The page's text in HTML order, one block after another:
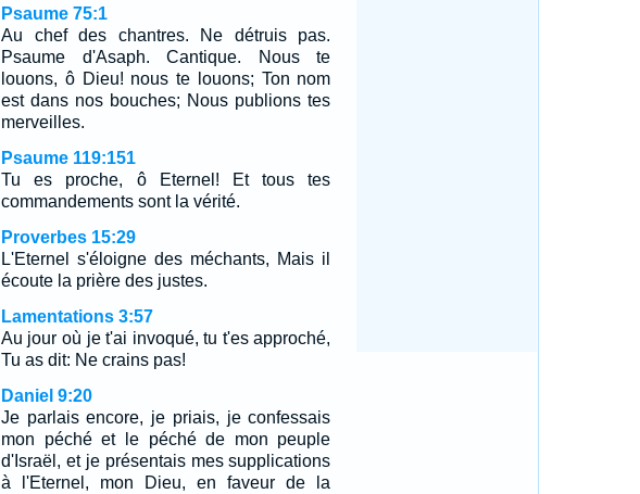
Psaume 75:1
Au chef des chantres. Ne détruis pas.
Psaume d'Asaph. Cantique. Nous te
louons, ô Dieu! nous te louons; Ton nom
est dans nos bouches; Nous publions tes
merveilles.
Psaume 119:151
Tu es proche, ô Eternel! Et tous tes
commandements sont la vérité.
Proverbes 15:29
L'Eternel s'éloigne des méchants, Mais il
écoute la prière des justes.
Lamentations 3:57
Au jour où je t'ai invoqué, tu t'es approché,
Tu as dit: Ne crains pas!
Daniel 9:20
Je parlais encore, je priais, je confessais
mon péché et le péché de mon peuple
d'Israël, et je présentais mes supplications
à l'Eternel, mon Dieu, en faveur de la